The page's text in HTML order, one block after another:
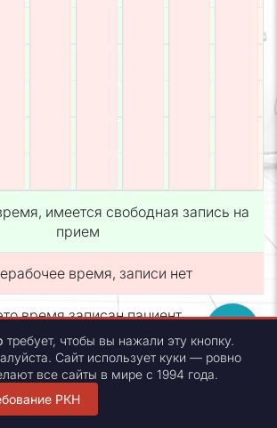
имеется свободная запись на
прием
время, записи нет
время записан пациент
2026Unodenta. All rights reserved.
регистрации №2020662412. Нашли
unodenta_dev
требует, чтобы вы нажали эту кнопку.
Сайт использует куки — ровно
все сайты в мире с 1994 года.
РКН